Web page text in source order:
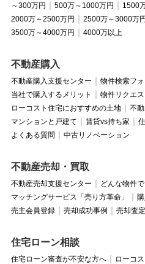
～300万円 500万～1000万円
1500
2000万～2500万円
2500万～3000万
3500万～4000万円
4000万以上
不動産購入
不動産購入支援センター 物件検索フ
当社で購入するメリット
物件リクエ
ローコスト住宅におすすめの土地
不
マンションと戸建て
賃貸vs持ち家
よくある質問
中古リノベーション
不動産売却・買取
不動産売却支援センター
どんな物件
マッチングサービス「売り方革命」
売主会員登録
売却成功事例 売却査
住宅ローン相談
住宅ローン審査が不安な方へ
ローコ